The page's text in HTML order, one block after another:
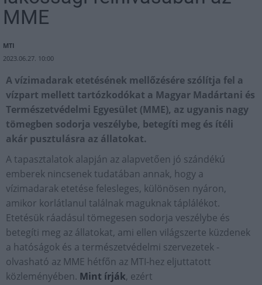
MME
MTI
2023.06.27. 10:00
A vízimadarak etetésének mellőzésére szólítja fel a
vízpart mellett tartózkodókat a Magyar Madártani és
Természetvédelmi Egyesület (MME), az ugyanis nagy
tömegben sodorja veszélybe, betegíti meg és ítéli
akár pusztulásra az állatokat.
A tapasztalatok alapján az alapvetően jó szándékú
emberek nincsenek tudatában annak, hogy a
vízimadarak etetése felesleges, különösen nyáron,
amikor korlátlanul találnak maguknak táplálékot.
Etetésük ráadásul tömegesen sodorja veszélybe és
betegíti meg az állatokat, ami ellen világszerte küzdenek
a hatóságok és a természetvédelmi szervezetek -
olvasható az MME hétfőn az MTI-hez eljuttatott
közleményében. Mint írják, ezért